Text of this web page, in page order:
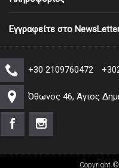
Εγγραφείτε στο
+30 2109760472
Όθωνος 46, Άγιος
Copyright